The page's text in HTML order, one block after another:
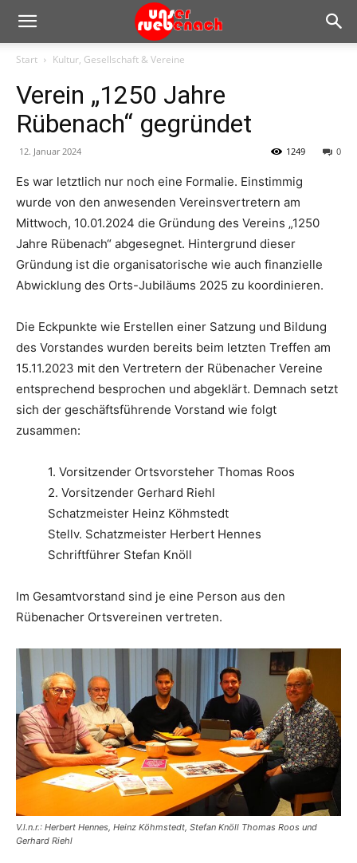
Start Kultur, Gesellschaft & Vereine
Verein „1250 Jahre
Rübenach“ gegründet
12. Januar 2024 0
1249
Es war letztlich nur noch eine Formalie. Einstimmig
wurde von den anwesenden Vereinsvertretern am
Mittwoch, 10.01.2024 die Gründung des Vereins „1250
Jahre Rübenach“ abgesegnet. Hintergrund dieser
Gründung ist die organisatorische wie auch finanzielle
Abwicklung des Orts-Jubiläums 2025 zu koordinieren.
Die Eckpunkte wie Erstellen einer Satzung und Bildung
des Vorstandes wurden bereits beim letzten Treffen am
15.11.2023 mit den Vertretern der Rübenacher Vereine
entsprechend besprochen und abgeklärt. Demnach setzt
sich der geschäftsführende Vorstand wie folgt
zusammen:
1. Vorsitzender Ortsvorsteher Thomas Roos
2. Vorsitzender Gerhard Riehl
Schatzmeister Heinz Köhmstedt
Stellv. Schatzmeister Herbert Hennes
Schriftführer Stefan Knöll
Im Gesamtvorstand sind je eine Person aus den
Rübenacher Ortsvereinen vertreten.
V.l.n.r.: Herbert Hennes, Heinz Köhmstedt, Stefan Knöll Thomas Roos und
Gerhard Riehl